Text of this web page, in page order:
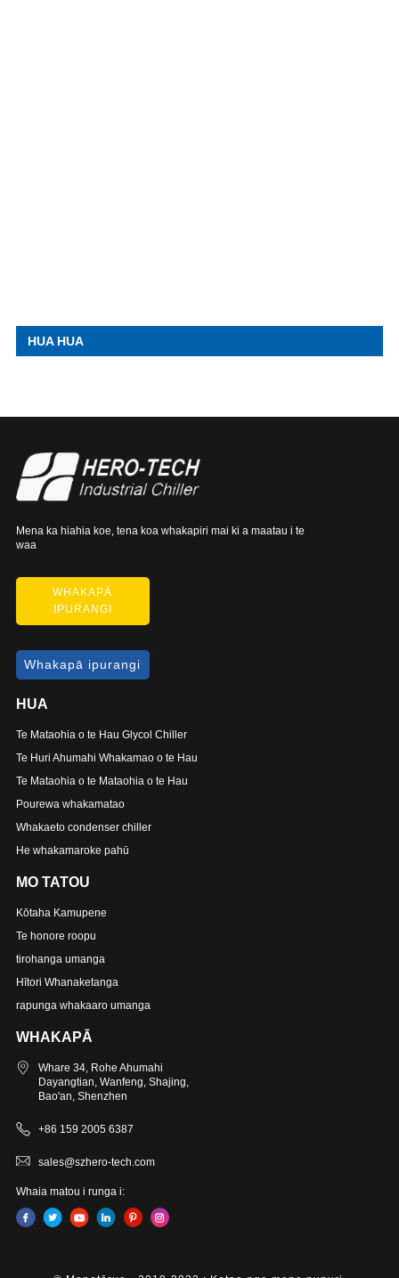
HUA HUA
Mena ka hiahia koe, tena koa whakapiri mai ki a maatau i te
waa
WHAKAPĀ
IPURANGI
Whakapā ipurangi
HUA
Te Mataohia o te Hau Glycol Chiller
Te Huri Ahumahi Whakamao o te Hau
Te Mataohia o te Mataohia o te Hau
Pourewa whakamatao
Whakaeto condenser chiller
He whakamaroke pahū
MO TATOU
Kōtaha Kamupene
Te honore roopu
tirohanga umanga
Hītori Whanaketanga
rapunga whakaaro umanga
WHAKAPĀ
Whare 34, Rohe Ahumahi
Dayangtian, Wanfeng, Shajing,
Bao'an, Shenzhen
+86 159 2005 6387
sales@szhero-tech.com
Whaia matou i runga i: